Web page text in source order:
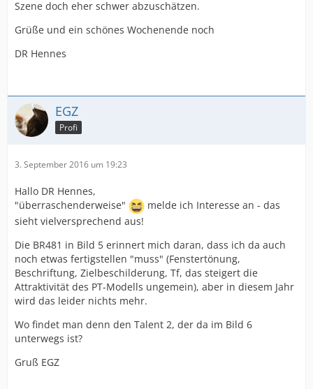
Szene doch eher schwer abzuschätzen.
Grüße und ein schönes Wochenende noch
DR Hennes
EGZ
Profi
3. September 2016 um 19:23
Hallo DR Hennes,
"überraschenderweise"
melde ich Interesse an - das
sieht vielversprechend aus!
Die BR481 in Bild 5 erinnert mich daran, dass ich da auch
noch etwas fertigstellen "muss" (Fenstertönung,
Beschriftung, Zielbeschilderung, Tf, das steigert die
Attraktivität des PT-Modells ungemein), aber in diesem Jahr
wird das leider nichts mehr.
Wo findet man denn den Talent 2, der da im Bild 6
unterwegs ist?
Gruß EGZ